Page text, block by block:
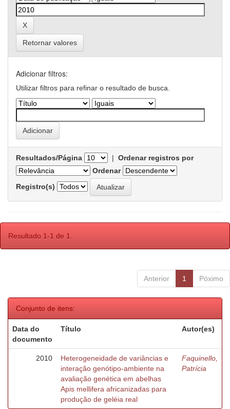
Retornar valores
Adicionar filtros:
Utilizar filtros para refinar o resultado de busca.
Resultados/Página | Ordenar registros por
Ordenar
Registro(s)
Resultado 1-1 de 1.
Anterior 1 Póximo
Conjunto de itens:
Data do
documento
Título Autor(es)
2010
Heterogeneidade de variâncias e
interação genótipo-ambiente na
avaliação genética em abelhas
Apis mellifera africanizadas para
produção de geléia real
Faquinello,
Patrícia